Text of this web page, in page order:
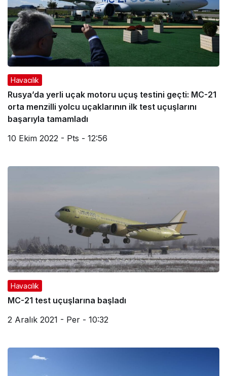
Havacılık
Rusya’da yerli uçak motoru uçuş testini geçti: MC-21
orta menzilli yolcu uçaklarının ilk test uçuşlarını
başarıyla tamamladı
10 Ekim 2022 - Pts - 12:56
Havacılık
MC-21 test uçuşlarına başladı
2 Aralık 2021 - Per - 10:32